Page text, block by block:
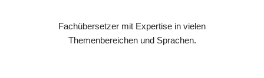
Fachübersetzer mit Expertise in vielen
Themenbereichen und Sprachen.